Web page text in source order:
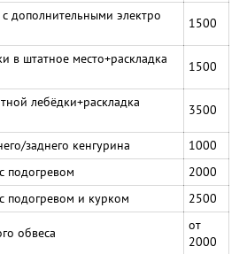
дополнительными электро
1500
в штатное место+раскладка
1500
лебёдки+раскладка
3500
заднего кенгурина
1000
подогревом
2000
подогревом и курком 2500
обвеса
от
2000